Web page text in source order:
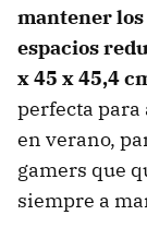
mantener
espacios
x 45 x 45,4
perfecta para
en verano,
gamers que
siempre a